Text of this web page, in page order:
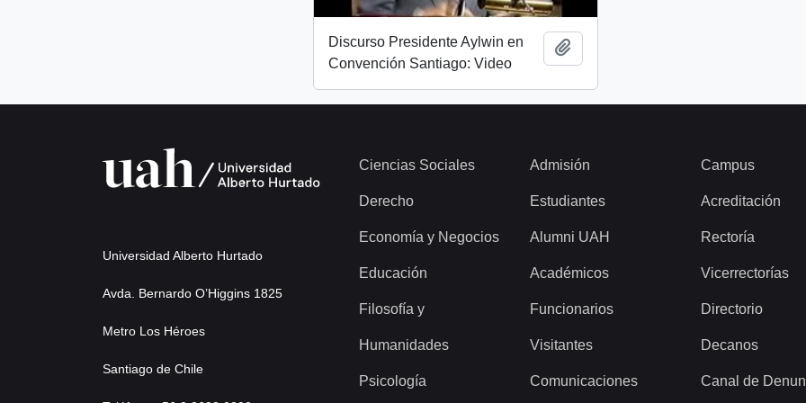
Discurso Presidente Aylwin en
Convención Santiago: Video
Universidad Alberto Hurtado
Avda. Bernardo O’Higgins 1825
Metro Los Héroes
Santiago de Chile
Ciencias Sociales
Derecho
Economía y Negocios
Educación
Filosofía y
Humanidades
Psicología
Admisión
Estudiantes
Alumni UAH
Académicos
Funcionarios
Visitantes
Comunicaciones
Campus
Acreditación
Rectoría
Vicerrectorías
Directorio
Decanos
Canal de